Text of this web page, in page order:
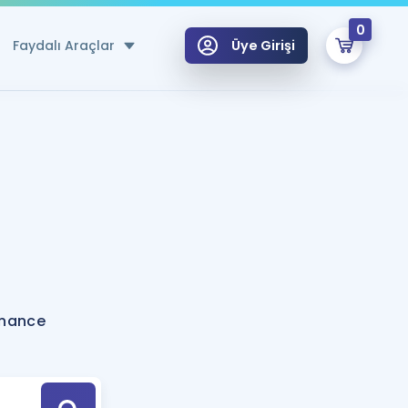
Faydalı Araçlar
Hesaplama Aracı
için Öneriler
Tek Takvimde
Üye Girişi
0
Hoca ile seni sınava hazırlayacak onlarca eğitim seni bekliyor!